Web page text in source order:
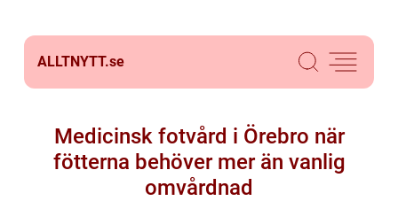
ALLTNYTT.se
Medicinsk fotvård i Örebro när
fötterna behöver mer än vanlig
omvårdnad